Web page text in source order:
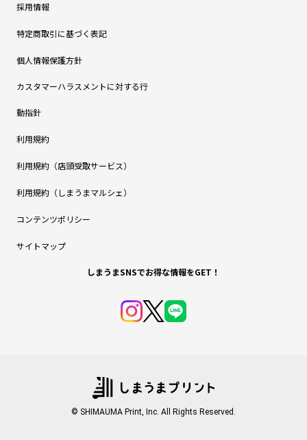
採用情報
特定商取引に基づく表記
個人情報保護方針
カスタマーハラスメントに対する行
動指針
利用規約
利用規約（店頭受取サービス）
利用規約（しまうまマルシェ）
コンテンツポリシー
サイトマップ
しまうまSNSでお得な情報をGET！
© SHIMAUMA Print, Inc. All Rights Reserved.